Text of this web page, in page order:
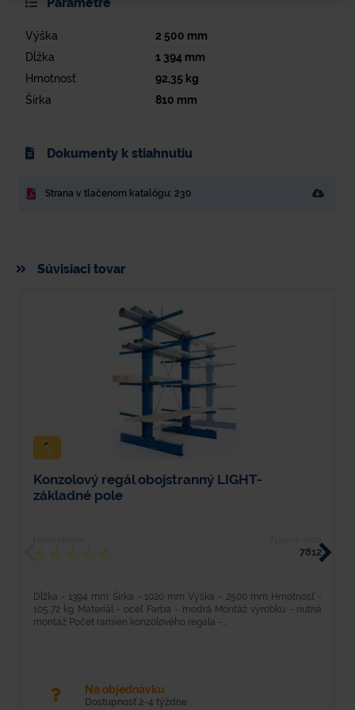
Výška 2 500 mm
Dĺžka
1 394mm
Hmotnosť
92,35 kg
Šírka
810 mm
Dokumenty k stiahnutiu
Strana v tlačenom katalógu: 230
Súvisiaci tovar
Konzolový regál obojstranný LIGHT-
základné pole
7812
Dĺžka - 1394 mm Šírka - 1020 mm Výška - 2500 mm Hmotnosť -
105,72 kg Materiál - oceľ Farba - modrá Montáž výrobku - nutná
montáž Počet ramien konzolového regála -...
Na objednávku
Dostupnosť 2-4 týždne